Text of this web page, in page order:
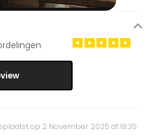
op 2 November 2025 at 18:35